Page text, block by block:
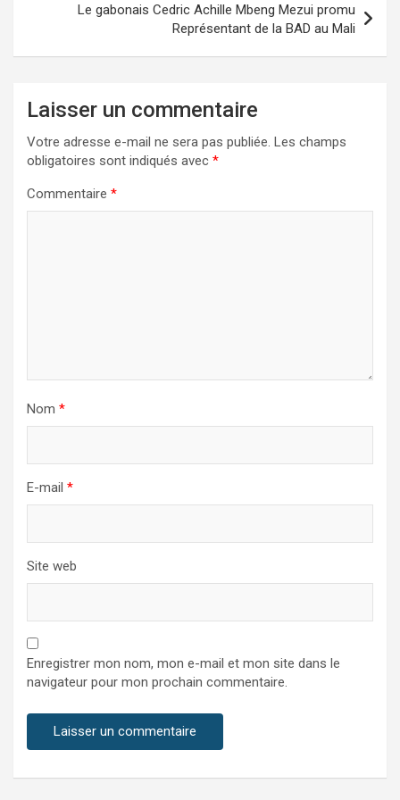
Le gabonais Cedric Achille Mbeng Mezui promu
Représentant de la BAD au Mali
Laisser un commentaire
Votre adresse e-mail ne sera pas publiée. Les champs
obligatoires sont indiqués avec *
Commentaire *
Nom *
E-mail *
Site web
Enregistrer mon nom, mon e-mail et mon site dans le
navigateur pour mon prochain commentaire.